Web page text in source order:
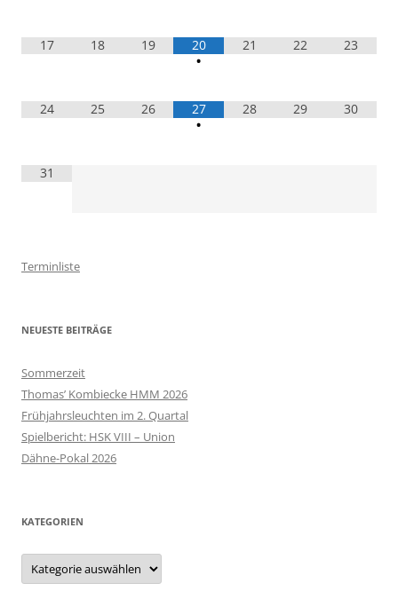
17 18 19
20
•
21 22 23
24 25 26
27
•
28 29 30
31
Terminliste
NEUESTE BEITRÄGE
Sommerzeit
Thomas’ Kombiecke HMM 2026
Frühjahrsleuchten im 2. Quartal
Spielbericht: HSK VIII – Union
Dähne-Pokal 2026
KATEGORIEN
Kategorien